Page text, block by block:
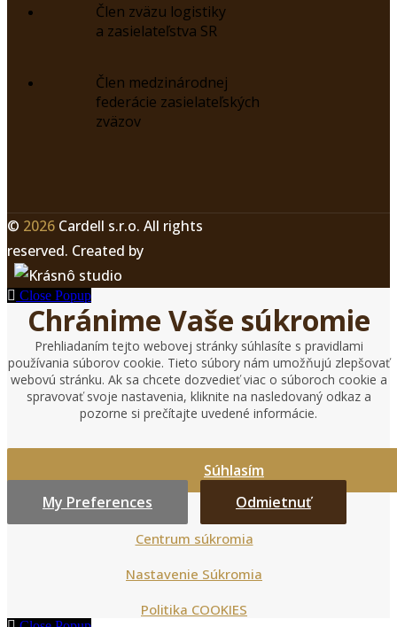
Člen zväzu logistiky
a zasielateľstva SR
Člen medzinárodnej
federácie zasielateľských
zväzov
© 2026 Cardell s.r.o. All rights
reserved. Created by
Close Popup
Chránime Vaše súkromie
Prehliadaním tejto webovej stránky súhlasíte s pravidlami
používania súborov cookie. Tieto súbory nám umožňujú zlepšovať
webovú stránku. Ak sa chcete dozvedieť viac o súboroch cookie a
spravovať svoje nastavenia, kliknite na nasledovaný odkaz a
pozorne si prečítajte uvedené informácie.
Súhlasím
My Preferences
Odmietnuť
Centrum súkromia
Nastavenie Súkromia
Politika COOKIES